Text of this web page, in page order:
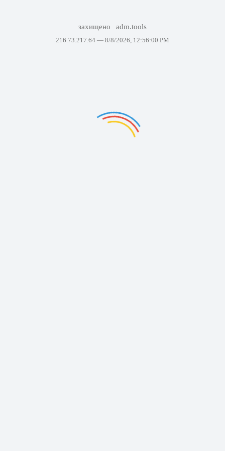
захищено adm.tools
216.73.217.64 — 8/8/2026, 12:56:00 PM